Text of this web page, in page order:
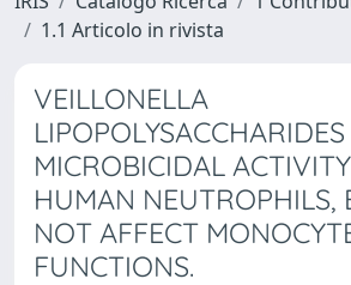
1.1 Articolo in rivista
VEILLONELLA
MICROBICIDAL
HUMAN NEUTROPHILS,
NOT AFFECT
FUNCTIONS.